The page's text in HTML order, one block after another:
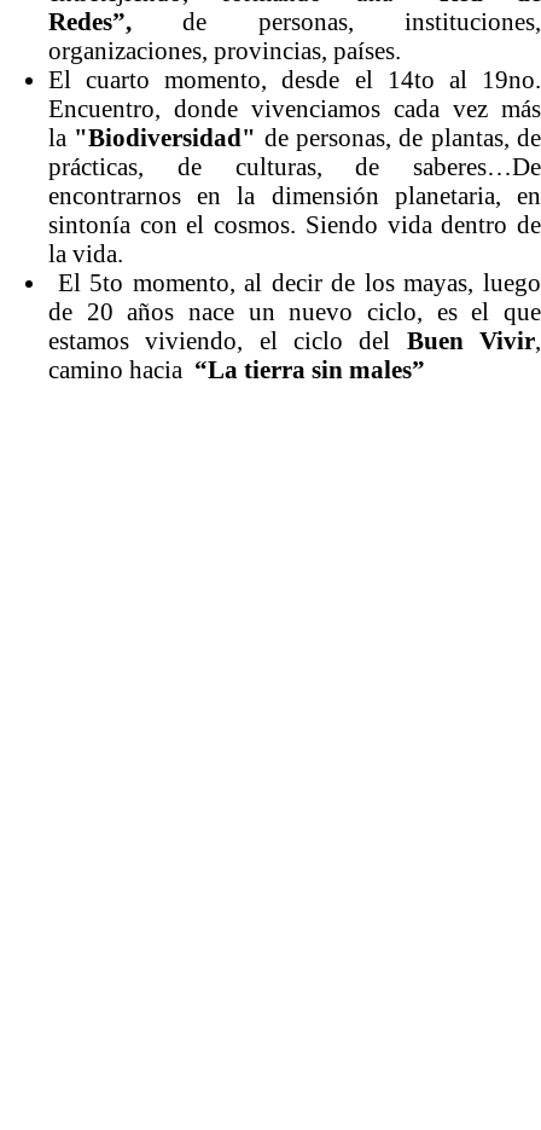
Redes”,de personas, instituciones,
organizaciones, provincias, países.
El cuarto momento, desde el 14to al 19no.
Encuentro, donde vivenciamos cada vez más
la "Biodiversidad" de personas, de plantas, de
prácticas, de culturas, de saberes…De
encontrarnos en la dimensión planetaria, en
sintonía con el cosmos. Siendo vida dentro de
la vida.
El 5to momento, al decir de los mayas, luego
de 20 años nace un nuevo ciclo, es el que
estamos viviendo, el ciclo del Buen Vivir,
camino hacia “La tierra sin males”